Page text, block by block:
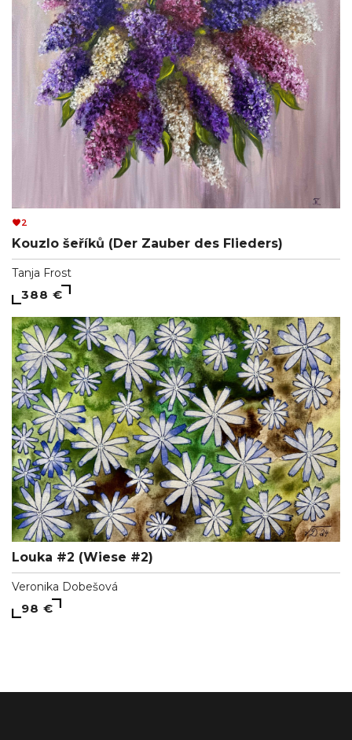
2
Kouzlo šeříků (Der Zauber des Flieders)
Tanja Frost
388 €
Louka #2 (Wiese #2)
Veronika Dobešová
98 €